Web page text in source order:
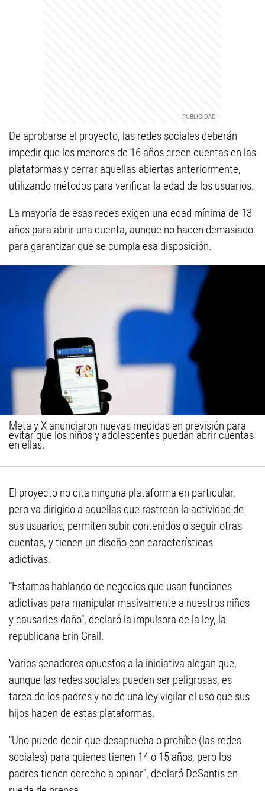
De aprobarse el proyecto, las redes sociales deberán
impedir que los menores de 16 años creen cuentas en las
plataformas y cerrar aquellas abiertas anteriormente,
utilizando métodos para verificar la edad de los usuarios.
La mayoría de esas redes exigen una edad mínima de 13
años para abrir una cuenta, aunque no hacen demasiado
para garantizar que se cumpla esa disposición.
Meta y X anunciaron nuevas medidas en previsión para
evitar que los niños y adolescentes puedan abrir cuentas
en ellas.
El proyecto no cita ninguna plataforma en particular,
pero va dirigido a aquellas que rastrean la actividad de
sus usuarios, permiten subir contenidos o seguir otras
cuentas, y tienen un diseño con características
adictivas.
"Estamos hablando de negocios que usan funciones
adictivas para manipular masivamente a nuestros niños
y causarles daño", declaró la impulsora de la ley, la
republicana Erin Grall.
Varios senadores opuestos a la iniciativa alegan que,
aunque las redes sociales pueden ser peligrosas, es
tarea de los padres y no de una ley vigilar el uso que sus
hijos hacen de estas plataformas.
"Uno puede decir que desaprueba o prohíbe (las redes
sociales) para quienes tienen 14 o 15 años, pero los
padres tienen derecho a opinar", declaró DeSantis en